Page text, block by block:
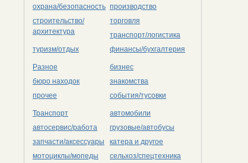
охрана/безопасность производство
строительство/
архитектура
торговля
транспорт/логистика
туризм/отдых
финансы/бухгалтерия
Разное
бизнес
бюро находок
знакомства
прочее
события/тусовки
Транспорт
автомобили
автосервис/работа
грузовые/автобусы
запчасти/аксессуары
катера и другое
мотоциклы/мопеды
сельхоз/cпецтехника